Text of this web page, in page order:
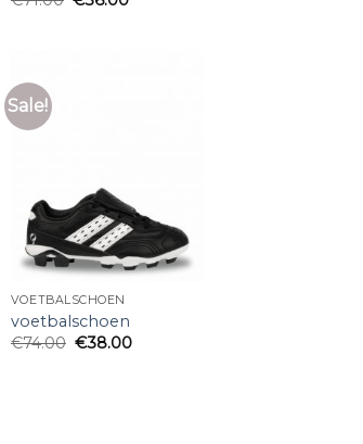
Sale!
VOETBALSCHOEN
voetbalschoen
€74.00 €38.00